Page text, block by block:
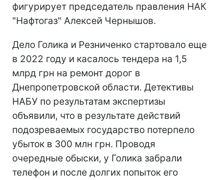
фигурирует председатель правления НАК
"Нафтогаз" Алексей Чернышов.
Дело Голика и Резниченко стартовало еще
в 2022 году и касалось тендера на 1,5
млрд грн на ремонт дорог в
Днепропетровской области. Детективы
НАБУ по результатам экспертизы
объявили, что в результате действий
подозреваемых государство потерпело
убыток в 300 млн грн. Проводя
очередные обыски, у Голика забрали
телефон и после долгих попыток его